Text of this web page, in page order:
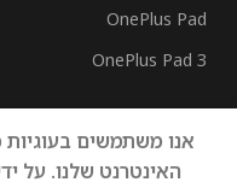
OnePlus Pad
OnePlus Pad 3
אנו משתמשים
האינטרנט שלנו. על